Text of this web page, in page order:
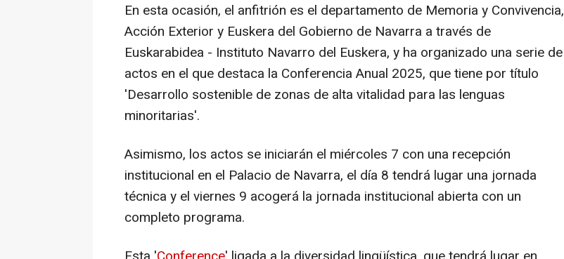
En esta ocasión, el anfitrión es el departamento de Memoria y Convivencia,
Acción Exterior y Euskera del Gobierno de Navarra a través de
Euskarabidea - Instituto Navarro del Euskera, y ha organizado una serie de
actos en el que destaca la Conferencia Anual 2025, que tiene por título
'Desarrollo sostenible de zonas de alta vitalidad para las lenguas
minoritarias'.
Asimismo, los actos se iniciarán el miércoles 7 con una recepción
institucional en el Palacio de Navarra, el día 8 tendrá lugar una jornada
técnica y el viernes 9 acogerá la jornada institucional abierta con un
completo programa.